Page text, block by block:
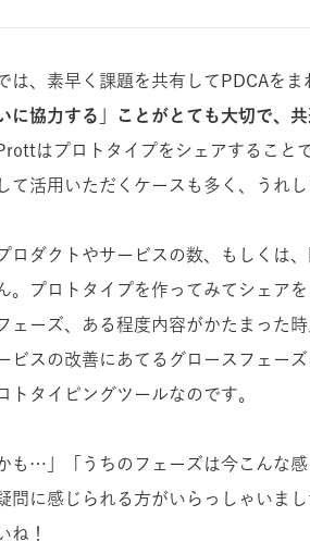
は、素早く課題を共有してPDCAをま
に協力する」ことがとても大切で、
はプロトタイプをシェアすること
活用いただくケースも多く、うれし
ロダクトやサービスの数、もしくは
。
プロトタイプを作ってみてシェア
ェーズ、ある程度内容がかたまった
スの改善にあてるグロースフェーズ
タイピングツールなのです。
も…」「うちのフェーズは今こんな
問に感じられる方がいらっしゃいま
ね！